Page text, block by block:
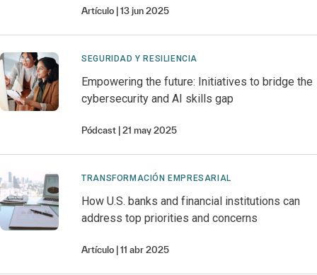
Artículo 13 jun 2025
SEGURIDAD Y RESILIENCIA
Empowering the future: Initiatives to bridge the
cybersecurity and AI skills gap
Pódcast 21 may 2025
TRANSFORMACIÓN EMPRESARIAL
How U.S. banks and financial institutions can
address top priorities and concerns
Artículo 11 abr 2025